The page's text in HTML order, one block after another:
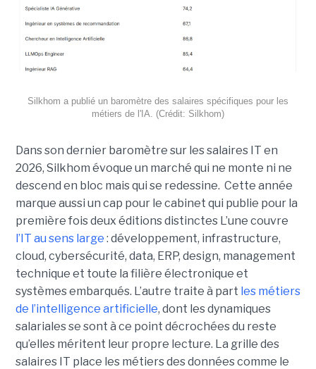
Silkhom a publié un baromètre des salaires spécifiques pour les
métiers de l'IA. (Crédit: Silkhom)
Dans son dernier baromètre sur les salaires IT en
2026, Silkhom évoque un marché qui ne monte ni ne
descend en bloc mais qui se redessine. Cette année
marque aussi un cap pour le cabinet qui publie pour la
première fois deux éditions distinctes L’une couvre
l’IT au sens large : développement, infrastructure,
cloud, cybersécurité, data, ERP, design, management
technique et toute la filière électronique et
systèmes embarqués. L’autre traite à part les métiers
de l’intelligence artificielle, dont les dynamiques
salariales se sont à ce point décrochées du reste
qu’elles méritent leur propre lecture. La grille des
salaires IT place les métiers des données comme le